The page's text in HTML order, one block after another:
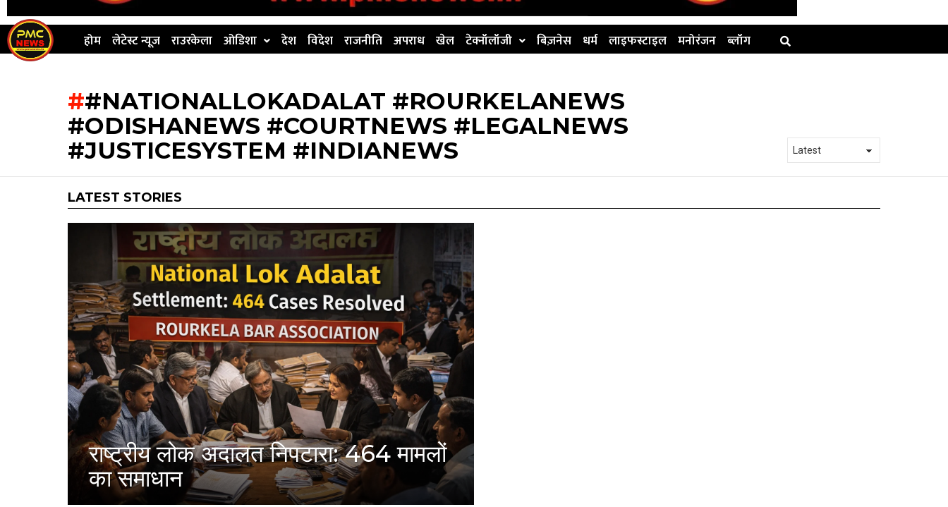
होम लेटेस्ट न्यूज राउरकेला ओडिशा देश विदेश राजनीति अपराध खेल टेक्नॉलॉजी बिज़नेस धर्म लाइफस्टाइल मनोरंजन ब्लॉग
#NATIONALLOKADALAT #ROURKELANEWS
#ODISHANEWS #COURTNEWS #LEGALNEWS
#JUSTICESYSTEM #INDIANEWS
LATEST STORIES
राष्ट्रीय लोक अदालत निपटारा: 464 मामलों
का समाधान